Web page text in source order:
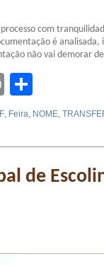
com
é
não vai demorar
Print
, Feira, NOME,
de